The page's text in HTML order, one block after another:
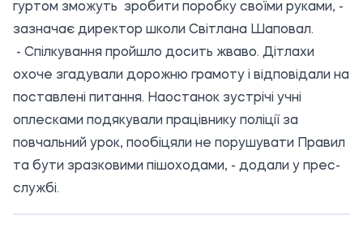
гуртом зможуть зробити поробку своїми руками, -
зазначає директор школи Світлана Шаповал.
- Спілкування пройшло досить жваво. Дітлахи
охоче згадували дорожню грамоту і відповідали на
поставлені питання. Наостанок зустрічі учні
оплесками подякували працівнику поліції за
повчальний урок, пообіцяли не порушувати Правил
та бути зразковими пішоходами, - додали у прес-
службі.